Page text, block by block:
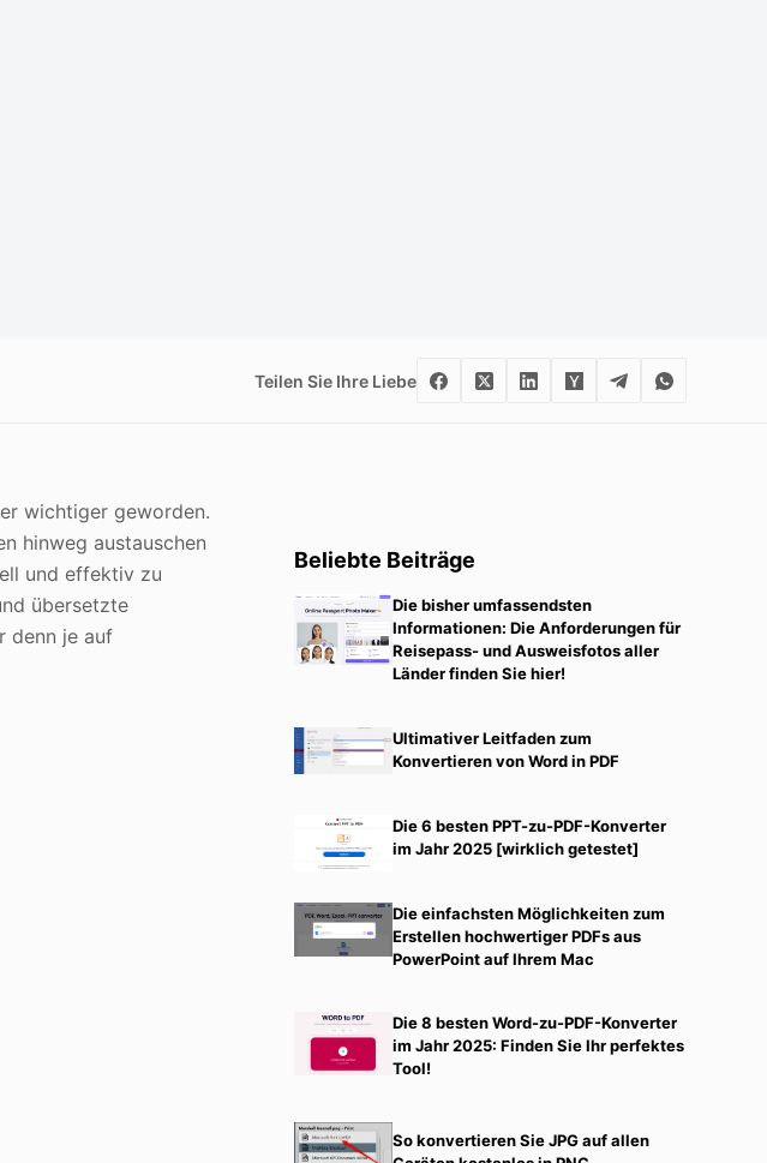
Teilen Sie Ihre Liebe
wichtiger geworden.
hinweg austauschen
und effektiv zu
übersetzte
denn je auf
Beliebte Beiträge
Die bisher umfassendsten
Informationen: Die Anforderungen für
Reisepass- und Ausweisfotos aller
Länder finden Sie hier!
Ultimativer Leitfaden zum
Konvertieren von Word in PDF
Die 6 besten PPT-zu-PDF-Konverter
im Jahr 2025 [wirklich getestet]
Die einfachsten Möglichkeiten zum
Erstellen hochwertiger PDFs aus
PowerPoint auf Ihrem Mac
Die 8 besten Word-zu-PDF-Konverter
im Jahr 2025: Finden Sie Ihr perfektes
Tool!
So konvertieren Sie JPG auf allen